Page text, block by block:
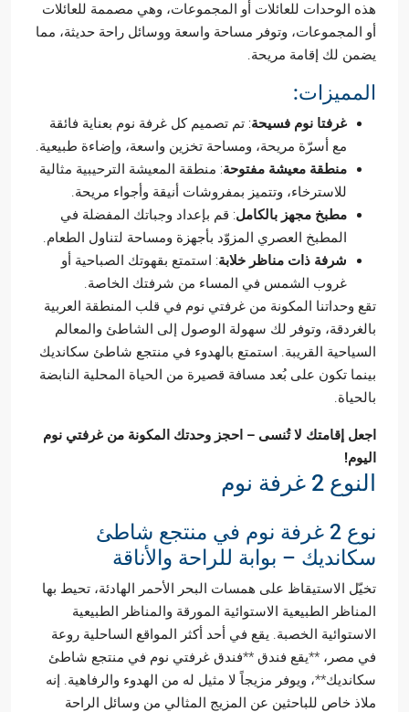
هذه الوحدات للعائلات أو المجموعات، وهي مصممة للعائلات
أو المجموعات، وتوفر مساحة واسعة ووسائل راحة حديثة، مما
يضمن لك إقامة مريحة.
المميزات:
غرفتا نوم فسيحة: تم تصميم كل غرفة نوم بعناية فائقة
مع أسرّة مريحة، ومساحة تخزين واسعة، وإضاءة طبيعية.
منطقة معيشة مفتوحة: منطقة المعيشة الترحيبية مثالية
للاسترخاء، وتتميز بمفروشات أنيقة وأجواء مريحة.
مطبخ مجهز بالكامل: قم بإعداد وجباتك المفضلة في
المطبخ العصري المزوّد بأجهزة ومساحة لتناول الطعام.
شرفة ذات مناظر خلابة: استمتع بقهوتك الصباحية أو
غروب الشمس في المساء من شرفتك الخاصة.
تقع وحداتنا المكونة من غرفتي نوم في قلب المنطقة العربية
بالغردقة، وتوفر لك سهولة الوصول إلى الشاطئ والمعالم
السياحية القريبة. استمتع بالهدوء في منتجع شاطئ سكانديك
بينما تكون على بُعد مسافة قصيرة من الحياة المحلية النابضة
بالحياة.
اجعل إقامتك لا تُنسى – احجز وحدتك المكونة من غرفتي نوم
اليوم!
النوع 2 غرفة نوم
نوع 2 غرفة نوم في منتجع شاطئ
سكانديك – بوابة للراحة والأناقة
تخيّل الاستيقاظ على همسات البحر الأحمر الهادئة، تحيط بها
المناظر الطبيعية الاستوائية المورقة والمناظر الطبيعية
الاستوائية الخصبة. يقع في أحد أكثر المواقع الساحلية روعة
في مصر، **يقع فندق **فندق غرفتي نوم في منتجع شاطئ
سكانديك**، ويوفر مزيجاً لا مثيل له من الهدوء والرفاهية. إنه
ملاذ خاص للباحثين عن المزيج المثالي من وسائل الراحة